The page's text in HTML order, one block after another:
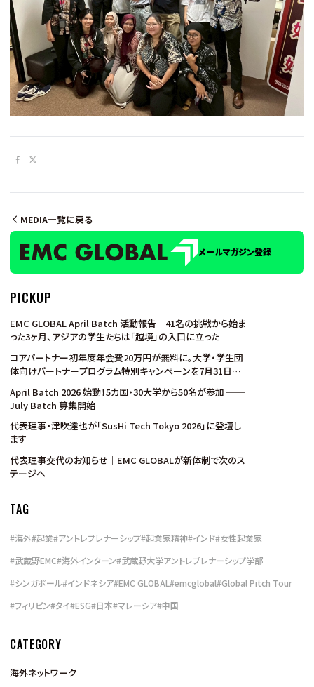
MEDIA一覧に戻る
メールマガジン登録
PICKUP
EMC GLOBAL April Batch 活動報告｜41名の挑戦から始ま
った3ヶ月、アジアの学生たちは「越境」の入口に立った
コアパートナー初年度年会費20万円が無料に。大学・学生団
体向けパートナープログラム特別キャンペーンを7月31日ま
April Batch 2026 始動！5カ国・30大学から50名が参加 ──
July Batch 募集開始
代表理事・津吹達也が「SusHi Tech Tokyo 2026」に登壇し
ます
代表理事交代のお知らせ｜EMC GLOBALが新体制で次のス
テージへ
TAG
#海外#起業#アントレプレナーシップ#起業家精神#インド#女性起業家
#武蔵野EMC#海外インターン#武蔵野大学アントレプレナーシップ学部
#シンガポール#インドネシア#EMC GLOBAL#emcglobal#Global Pitch Tour
#フィリピン#タイ#ESG#日本#マレーシア#中国
CATEGORY
海外ネットワーク